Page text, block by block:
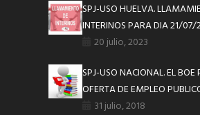
SPJ-USO HUELVA.
INTERINOS PARA DIA 21/07/
20 julio, 2023
SPJ-USO NACIONAL. EL BOE
OFERTA DE EMPLEO
31 julio, 2018